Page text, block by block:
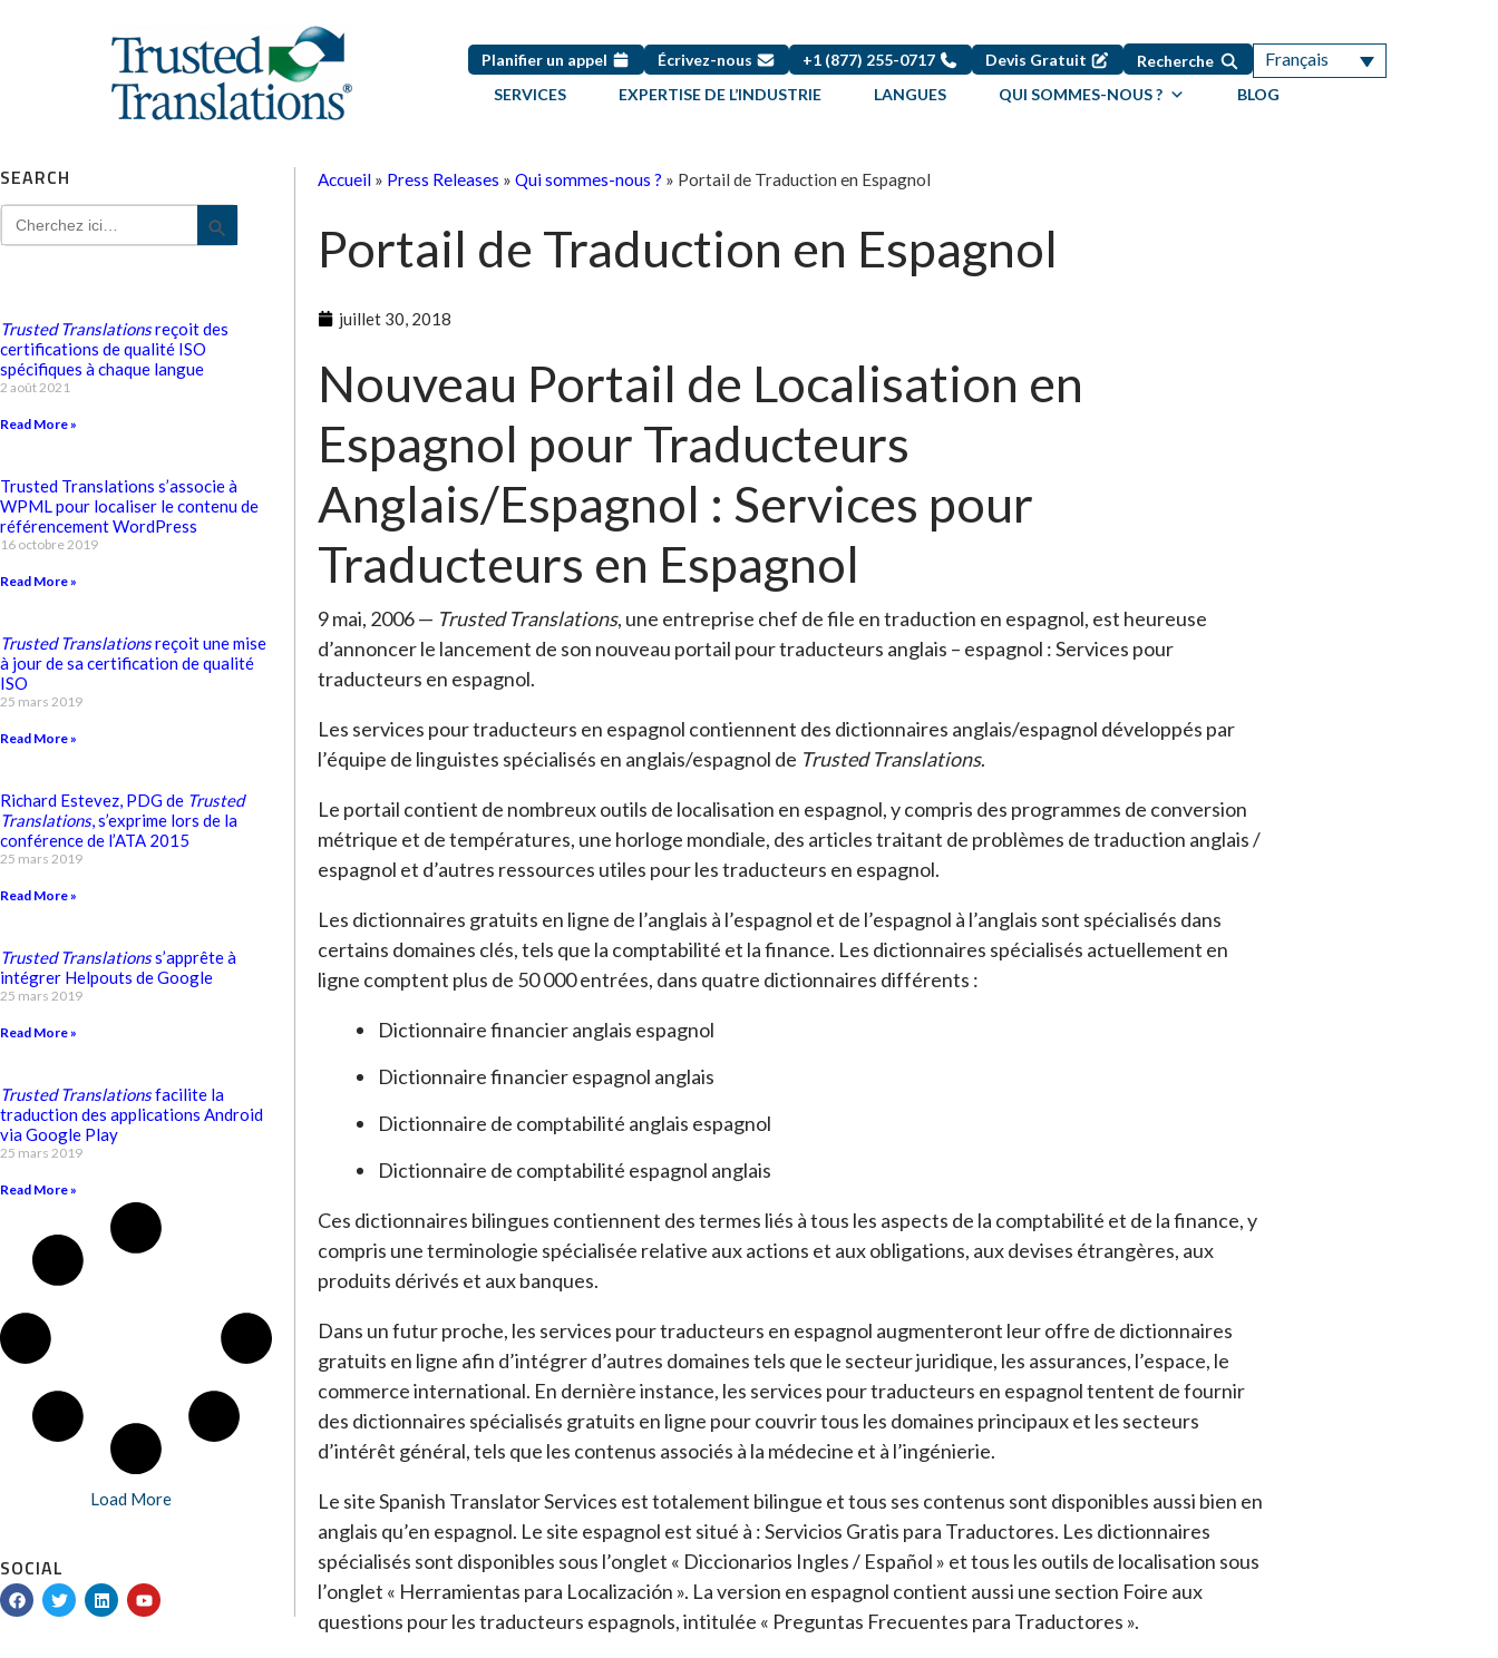
Planifier un appel Écrivez-nous +1 (877) 255-0717 Devis Gratuit Recherche Français
SERVICES EXPERTISE DE L’INDUSTRIE LANGUES QUI SOMMES-NOUS ? BLOG
SEARCH
Search
for:
Search Button
Trusted Translationsreçoit des
certifications de qualité ISO
spécifiques à chaque langue
2 août 2021
Read More »
Trusted Translations s’associe à
WPML pour localiser le contenu de
référencement WordPress
16 octobre 2019
Read More »
Trusted Translationsreçoit une mise
à jour de sa certification de qualité
ISO
25 mars 2019
Read More »
Richard Estevez, PDG de Trusted
Translations, s’exprime lors de la
conférence de l’ATA 2015
25 mars 2019
Read More »
Trusted Translationss’apprête à
intégrer Helpouts de Google
25 mars 2019
Read More »
Trusted Translationsfacilite la
traduction des applications Android
via Google Play
25 mars 2019
Read More »
Load More
SOCIAL
F
a
c
T
w
i
L
i
n
Y
o
u
Accueil » Press Releases » Qui sommes-nous ? » Portail de Traduction en Espagnol
Portail de Traduction en Espagnol
juillet 30, 2018
Nouveau Portail de Localisation en
Espagnol pour Traducteurs
Anglais/Espagnol : Services pour
Traducteurs en Espagnol
9 mai, 2006 — Trusted Translations, une entreprise chef de file en traduction en espagnol, est heureuse
d’annoncer le lancement de son nouveau portail pour traducteurs anglais – espagnol : Services pour
traducteurs en espagnol.
Les services pour traducteurs en espagnol contiennent des dictionnaires anglais/espagnol développés par
l’équipe de linguistes spécialisés en anglais/espagnol de Trusted Translations.
Le portail contient de nombreux outils de localisation en espagnol, y compris des programmes de conversion
métrique et de températures, une horloge mondiale, des articles traitant de problèmes de traduction anglais /
espagnol et d’autres ressources utiles pour les traducteurs en espagnol.
Les dictionnaires gratuits en ligne de l’anglais à l’espagnol et de l’espagnol à l’anglais sont spécialisés dans
certains domaines clés, tels que la comptabilité et la finance. Les dictionnaires spécialisés actuellement en
ligne comptent plus de 50 000 entrées, dans quatre dictionnaires différents :
Dictionnaire financier anglais espagnol
Dictionnaire financier espagnol anglais
Dictionnaire de comptabilité anglais espagnol
Dictionnaire de comptabilité espagnol anglais
Ces dictionnaires bilingues contiennent des termes liés à tous les aspects de la comptabilité et de la finance, y
compris une terminologie spécialisée relative aux actions et aux obligations, aux devises étrangères, aux
produits dérivés et aux banques.
Dans un futur proche, les services pour traducteurs en espagnol augmenteront leur offre de dictionnaires
gratuits en ligne afin d’intégrer d’autres domaines tels que le secteur juridique, les assurances, l’espace, le
commerce international. En dernière instance, les services pour traducteurs en espagnol tentent de fournir
des dictionnaires spécialisés gratuits en ligne pour couvrir tous les domaines principaux et les secteurs
d’intérêt général, tels que les contenus associés à la médecine et à l’ingénierie.
Le site Spanish Translator Services est totalement bilingue et tous ses contenus sont disponibles aussi bien en
anglais qu’en espagnol. Le site espagnol est situé à : Servicios Gratis para Traductores. Les dictionnaires
spécialisés sont disponibles sous l’onglet « Diccionarios Ingles / Español » et tous les outils de localisation sous
l’onglet « Herramientas para Localización ». La version en espagnol contient aussi une section Foire aux
questions pour les traducteurs espagnols, intitulée « Preguntas Frecuentes para Traductores ».